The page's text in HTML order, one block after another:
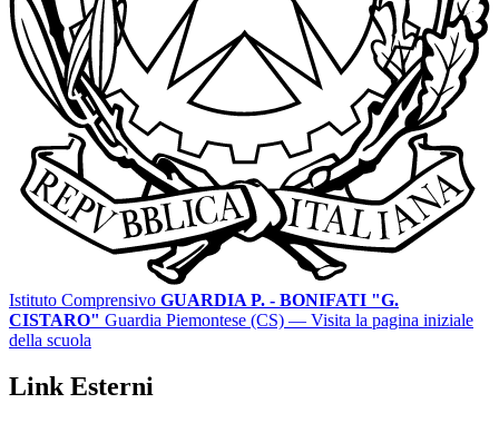
Istituto Comprensivo GUARDIA P. - BONIFATI "G.
CISTARO" Guardia Piemontese (CS) — Visita la pagina iniziale
della scuola
Link Esterni